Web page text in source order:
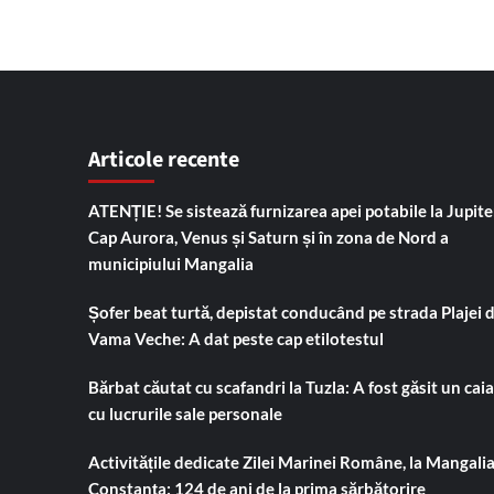
Articole recente
ATENȚIE! Se sistează furnizarea apei potabile la
Cap Aurora, Venus și Saturn și în zona de Nord a
municipiului Mangalia
Șofer beat turtă, depistat conducând pe strada Plajei
Vama Veche: A dat peste cap etilotestul
Bărbat căutat cu scafandri la Tuzla: A fost găsit un
cu lucrurile sale personale
Activitățile dedicate Zilei Marinei Române, la
Constanța: 124 de ani de la prima sărbătorire